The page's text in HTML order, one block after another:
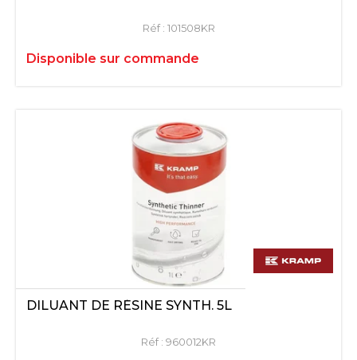
Réf : 101508KR
Disponible sur commande
DILUANT DE RÉSINE SYNTH. 5L
Réf : 960012KR